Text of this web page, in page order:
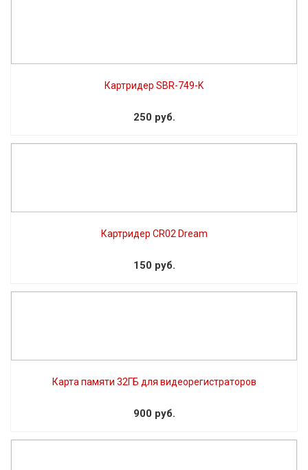
Картридер SBR-749-K
250 руб.
Картридер CR02 Dream
150 руб.
Карта памяти 32ГБ для видеорегистраторов
900 руб.